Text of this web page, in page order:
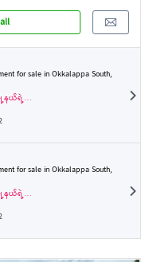
for sale in Okkalappa South,
ြို့နယ်ရဲ့…
for sale in Okkalappa South,
ြို့နယ်ရဲ့…